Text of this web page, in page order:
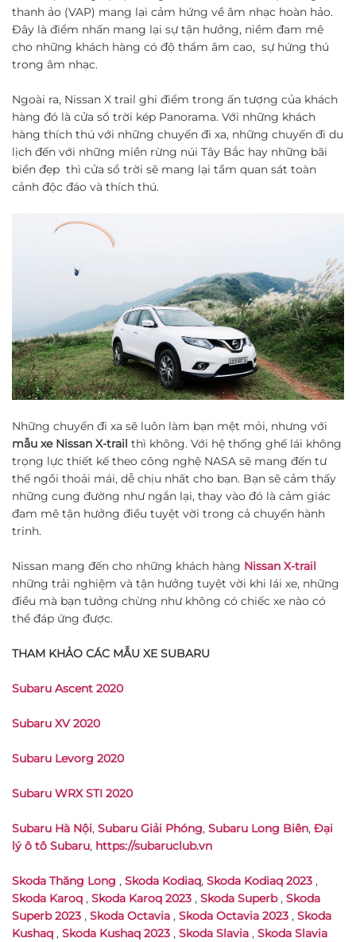
thanh ảo (VAP) mang lại cảm hứng về âm nhạc hoàn hảo.
Đây là điểm nhấn mang lại sự tận hưởng, niềm đam mê
cho những khách hàng có độ thẩm âm cao, sự hứng thú
trong âm nhạc.
Ngoài ra, Nissan X trail ghi điểm trong ấn tượng của khách
hàng đó là cửa sổ trời kép Panorama. Với những khách
hàng thích thú với những chuyến đi xa, những chuyến đi du
lịch đến với những miền rừng núi Tây Bắc hay những bãi
biển đẹp thì cửa sổ trời sẽ mang lại tầm quan sát toàn
cảnh độc đáo và thích thú.
Những chuyến đi xa sẽ luôn làm bạn mệt mỏi, nhưng với
mẫu xe Nissan X-trail thì không. Với hệ thống ghế lái không
trọng lực thiết kế theo công nghệ NASA sẽ mang đến tư
thế ngồi thoải mái, dễ chịu nhất cho bạn. Bạn sẽ cảm thấy
những cung đường như ngắn lại, thay vào đó là cảm giác
đam mê tận hưởng điều tuyệt vời trong cả chuyến hành
trinh.
Nissan mang đến cho những khách hàng Nissan X-trail
những trải nghiệm và tận hưởng tuyệt vời khi lái xe, những
điều mà bạn tưởng chừng như không có chiếc xe nào có
thể đáp ứng được.
THAM KHẢO CÁC MẪU XE SUBARU
Subaru Ascent 2020
Subaru XV 2020
Subaru Levorg 2020
Subaru WRX STI 2020
Subaru Hà Nội, Subaru Giải Phóng, Subaru Long Biên, Đại
lý ô tô Subaru, https://subaruclub.vn
Skoda Thăng Long , Skoda Kodiaq, Skoda Kodiaq 2023 ,
Skoda Karoq , Skoda Karoq 2023 , Skoda Superb, Skoda
Superb 2023 , Skoda Octavia , Skoda Octavia 2023 , Skoda
Kushaq , Skoda Kushaq 2023 , Skoda Slavia , Skoda Slavia